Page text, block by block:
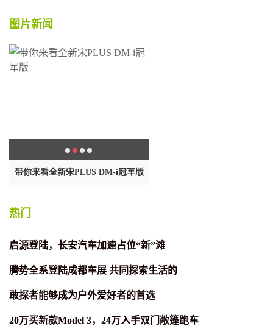
图片新闻
带你来看全新宋PLUS DM-i冠军版
热门
启源登陆，长安汽车加速占位“新”滩
腾势全系登陆成都车展 共同探索生活的
敢探者能够成为户外爱好者的首选
20万买新款Model 3，24万入手双门敞篷跑车